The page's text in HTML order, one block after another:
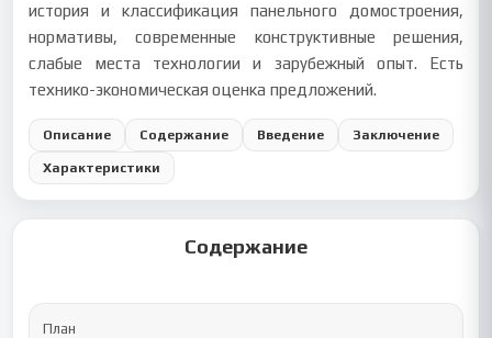
история и классификация панельного домостроения,
нормативы, современные конструктивные решения,
слабые места технологии и зарубежный опыт. Есть
технико-экономическая оценка предложений.
Описание Содержание Введение Заключение
Характеристики
Содержание
План